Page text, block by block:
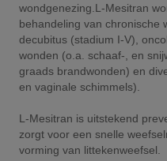
wondgenezing.L-Mesitran
behandeling van chronische
decubitus (stadium I-V),
wonden (o.a. schaaf-, en
graads brandwonden) en
en vaginale schimmels).
L-Mesitran is uitstekend
zorgt voor een snelle
vorming van littekenweefsel.